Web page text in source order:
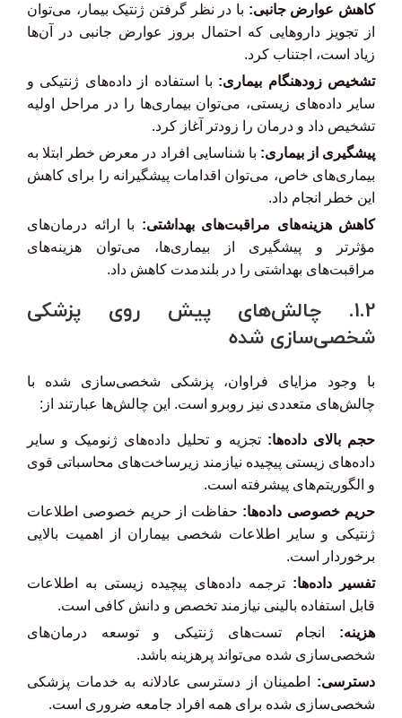
کاهش عوارض جانبی: با در نظر گرفتن ژنتیک بیمار، می‌توان
از تجویز داروهایی که احتمال بروز عوارض جانبی در آن‌ها
زیاد است، اجتناب کرد.
تشخیص زودهنگام بیماری: با استفاده از داده‌های ژنتیکی و
سایر داده‌های زیستی، می‌توان بیماری‌ها را در مراحل اولیه
تشخیص داد و درمان را زودتر آغاز کرد.
پیشگیری از بیماری: با شناسایی افراد در معرض خطر ابتلا به
بیماری‌های خاص، می‌توان اقدامات پیشگیرانه را برای کاهش
این خطر انجام داد.
کاهش هزینه‌های مراقبت‌های بهداشتی: با ارائه درمان‌های
مؤثرتر و پیشگیری از بیماری‌ها، می‌توان هزینه‌های
مراقبت‌های بهداشتی را در بلندمدت کاهش داد.
1.2. چالش‌های پیش روی پزشکی
شخصی‌سازی شده
با وجود مزایای فراوان، پزشکی شخصی‌سازی شده با
چالش‌های متعددی نیز روبرو است. این چالش‌ها عبارتند از:
حجم بالای داده‌ها: تجزیه و تحلیل داده‌های ژنومیک و سایر
داده‌های زیستی پیچیده نیازمند زیرساخت‌های محاسباتی قوی
و الگوریتم‌های پیشرفته است.
حریم خصوصی داده‌ها: حفاظت از حریم خصوصی اطلاعات
ژنتیکی و سایر اطلاعات شخصی بیماران از اهمیت بالایی
برخوردار است.
تفسیر داده‌ها: ترجمه داده‌های پیچیده زیستی به اطلاعات
قابل استفاده بالینی نیازمند تخصص و دانش کافی است.
هزینه: انجام تست‌های ژنتیکی و توسعه درمان‌های
شخصی‌سازی شده می‌تواند پرهزینه باشد.
دسترسی: اطمینان از دسترسی عادلانه به خدمات پزشکی
شخصی‌سازی شده برای همه افراد جامعه ضروری است.